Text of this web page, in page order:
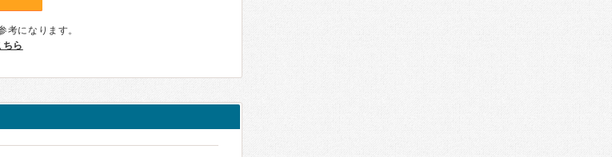
考になります。
ら